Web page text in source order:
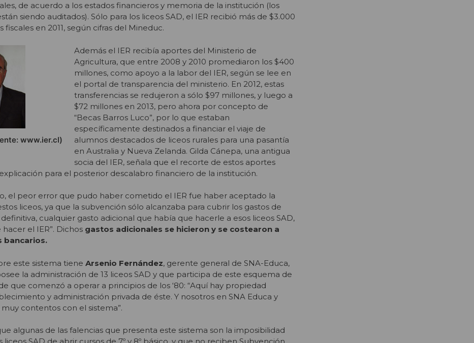
de acuerdo a los estados financieros y memoria de la institución (los
siendo auditados). Sólo para los liceos SAD, el IER recibió más de $3.000
en 2011, según cifras del Mineduc.
www.ier.cl)
Además el IER recibía aportes del Ministerio de
Agricultura, que entre 2008 y 2010 promediaron los $400
millones, como apoyo a la labor del IER, según se lee en
el portal de transparencia del ministerio. En 2012, estas
transferencias se redujeron a sólo $97 millones, y luego a
$72 millones en 2013, pero ahora por concepto de
“Becas Barros Luco”, por lo que estaban
específicamente destinados a financiar el viaje de
alumnos destacados de liceos rurales para una pasantía
en Australia y Nueva Zelanda. Gilda Cánepa, una antigua
socia del IER, señala que el recorte de estos aportes
para el posterior descalabro financiero de la institución.
el peor error que pudo haber cometido el IER fue haber aceptado la
liceos, ya que la subvención sólo alcanzaba para cubrir los gastos de
definitiva, cualquier gasto adicional que había que hacerle a esos liceos SAD,
el IER”. Dichos gastos adicionales se hicieron y se costearon a
bancarios.
este sistema tiene Arsenio Fernández, gerente general de SNA-Educa,
la administración de 13 liceos SAD y que participa de este esquema de
que comenzó a operar a principios de los ‘80: “Aquí hay propiedad
y administración privada de éste. Y nosotros en SNA Educa y
contentos con el sistema”.
algunas de las falencias que presenta este sistema son la imposibilidad